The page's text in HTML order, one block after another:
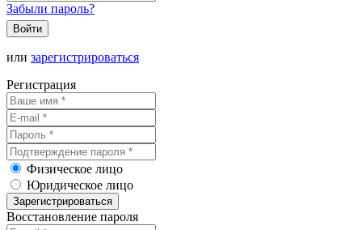
Забыли пароль?
Войти
или зарегистрироваться
Регистрация
Физическое лицо
Юридическое лицо
Зарегистрироваться
Восстановление пароля